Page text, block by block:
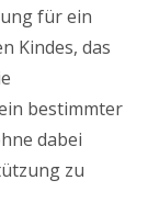
für ein
Kindes, das
bestimmter
dabei
zu